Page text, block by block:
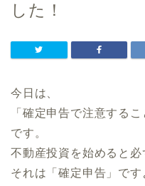
した！
今日は、
「確定申告で注意する
です。
不動産投資を始めると必
それは「確定申告」です